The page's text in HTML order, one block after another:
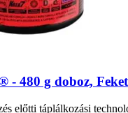
-​ 480 g doboz,
előtti táplálkozási